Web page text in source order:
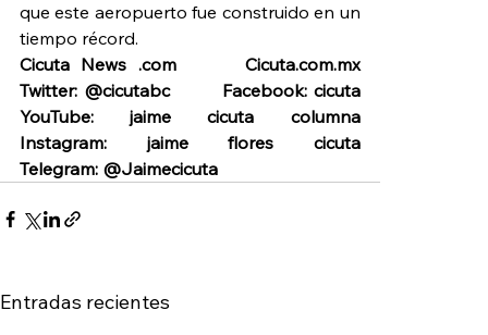
que este aeropuerto fue construido en un
tiempo récord.
Cicuta News .com      Cicuta.com.mx
Twitter: @cicutabc        Facebook: cicuta
YouTube: jaime cicuta columna
Instagram: jaime flores cicuta
Telegram: @Jaimecicuta
Entradas recientes